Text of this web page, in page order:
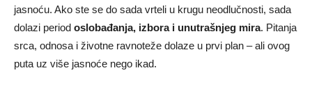
jasnoću. Ako ste se do sada vrteli u krugu neodlučnosti, sada
dolazi period oslobađanja, izbora i unutrašnjeg mira. Pitanja
srca, odnosa i životne ravnoteže dolaze u prvi plan – ali ovog
puta uz više jasnoće nego ikad.